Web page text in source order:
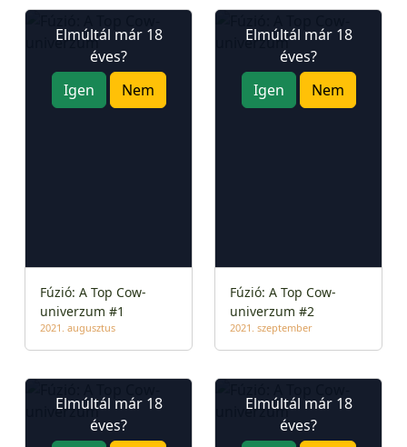
Elmúltál már 18
éves?
Igen
Nem
Fúzió: A Top Cow-
univerzum #1
2021. augusztus
Elmúltál már 18
éves?
Igen
Nem
Fúzió: A Top Cow-
univerzum #2
2021. szeptember
Elmúltál már 18
éves?
Elmúltál már 18
éves?